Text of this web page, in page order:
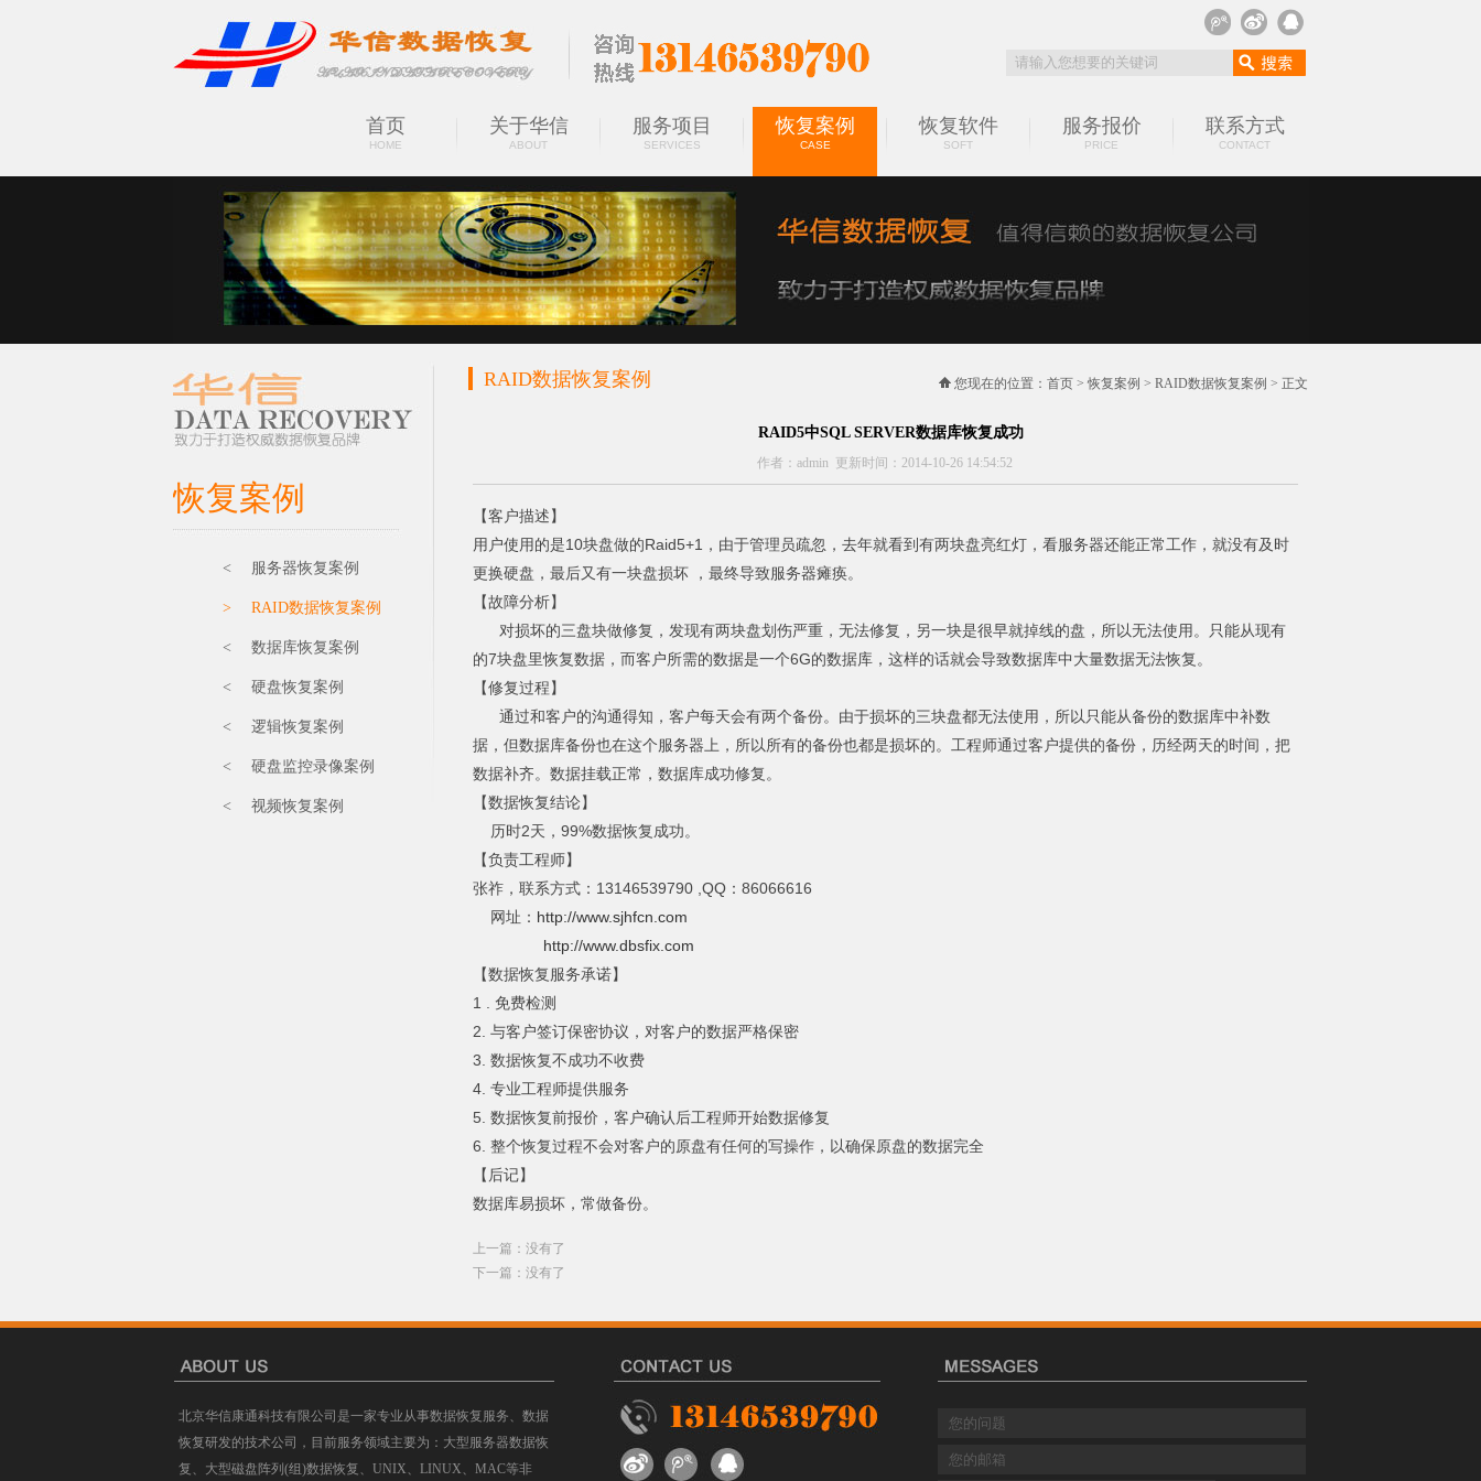
首页
HOME
关于华信
ABOUT
服务项目
SERVICES
恢复案例
CASE
恢复软件
SOFT
服务报价
PRICE
联系方式
CONTACT
恢复案例
< 服务器恢复案例
> RAID数据恢复案例
< 数据库恢复案例
< 硬盘恢复案例
< 逻辑恢复案例
< 硬盘监控录像案例
< 视频恢复案例
RAID数据恢复案例
您现在的位置： 首页> 恢复案例 > RAID数据恢复案例 > 正文
RAID5中SQL SERVER数据库恢复成功
作者：admin 更新时间：2014-10-26 14:54:52
【客户描述】
用户使用的是10块盘做的Raid5+1，由于管理员疏忽，去年就看到有两块盘亮红灯，看服务器还能正常工作，就没有及时
更换硬盘，最后又有一块盘损坏 ，最终导致服务器瘫痪。
【故障分析】
对损坏的三盘块做修复，发现有两块盘划伤严重，无法修复，另一块是很早就掉线的盘，所以无法使用。只能从现有
的7块盘里恢复数据，而客户所需的数据是一个6G的数据库，这样的话就会导致数据库中大量数据无法恢复。
【修复过程】
通过和客户的沟通得知，客户每天会有两个备份。由于损坏的三块盘都无法使用，所以只能从备份的数据库中补数
据，但数据库备份也在这个服务器上，所以所有的备份也都是损坏的。工程师通过客户提供的备份，历经两天的时间，把
数据补齐。数据挂载正常，数据库成功修复。
【数据恢复结论】
历时2天，99%数据恢复成功。
【负责工程师】
张祚，联系方式：13146539790 ,QQ：86066616
网址： http://www.sjhfcn.com
http://www.dbsfix.com
【数据恢复服务承诺】
1 . 免费检测
2. 与客户签订保密协议，对客户的数据严格保密
3. 数据恢复不成功不收费
4. 专业工程师提供服务
5. 数据恢复前报价，客户确认后工程师开始数据修复
6. 整个恢复过程不会对客户的原盘有任何的写操作，以确保原盘的数据完全
【后记】
数据库易损坏，常做备份。
上一篇：没有了
下一篇：没有了
北京华信康通科技有限公司是一家专业从事数据恢复服务、数据
恢复研发的技术公司，目前服务领域主要为：大型服务器数据恢
复、大型磁盘阵列(组)数据恢复、UNIX、LINUX、MAC等非